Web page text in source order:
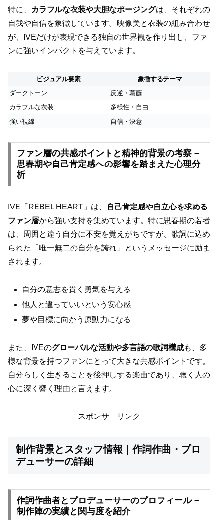
特に、 カラフルな衣装や大胆なポージングは、それぞれの
自我や自信を象徴しています。映像美と衣装の組み合わせ
が、IVEだけが表現できる独自の世界観を作り出し、ファ
ンに強いインパクトを与えています。
ビジュアル要素
象徴するテーマ
ダークトーン
反逆・葛藤
カラフルな衣装
多様性・自由
強い視線
自信・決意
ファン層の共感ポイントと精神的背景の考察 –
思春期や自己肯定感への影響を踏まえた心理分
析
IVE「REBEL HEART」は、
自己肯定感や自立心を求める
ファン層から強い支持を集めています。特に思春期の若者
は、周囲と違う自分に不安を覚えがちですが、歌詞に込め
られた「唯一無二の自分を誇れ」というメッセージに励ま
されます。
自分の意志を貫く勇気を与える
他人と違っていいという安心感
夢や目標に向かう原動力になる
また、IVEのグローバルな活動や多言語の歌詞構成も、多
様な背景を持つファンにとって大きな共感ポイントです。
自分らしく生きることを後押しする楽曲であり、聴く人の
心に深く響く理由と言えます。
スポンサーリンク
制作背景とスタッフ情報｜作詞作曲・プロ
デューサーの詳細
作詞作曲者とプロデューサーのプロフィール –
制作陣の実績と関与度を紹介